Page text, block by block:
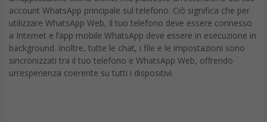
Differenze tra WhatsApp e il client web
A livello pratico, da WhatsApp Web è possibileaccedere a
tutte le funzioni e particolaritàche contraddistinguono
WhatsApp. Sebbene la schermata sia diversa, poiché adattata